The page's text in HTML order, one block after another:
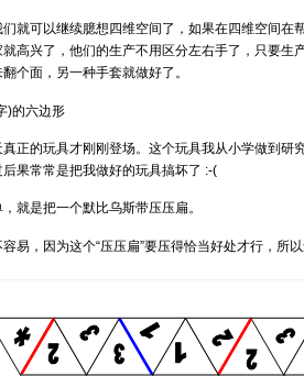
就可以继续臆想四维空间了，如果在四维空间在
就高兴了，他们的生产不用区分左右手了，只要生
个面，另一种手套就做好了。
)的六边形
正的玩具才刚刚登场。这个玩具我从小学做到研
果常常是把我做好的玩具搞坏了 :-(
就是把一个默比乌斯带压压扁。
易，因为这个“压压扁”要压得恰当好处才行，所